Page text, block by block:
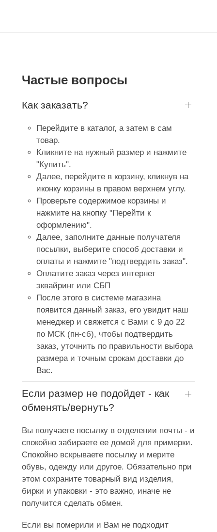
Частые вопросы
Как заказать?
Перейдите в каталог, а затем в сам
товар.
Кликните на нужный размер и нажмите
"Купить".
Далее, перейдите в корзину, кликнув на
иконку корзины в правом верхнем углу.
Проверьте содержимое корзины и
нажмите на кнопку "Перейти к
оформлению".
Далее, заполните данные получателя
посылки, выберите способ доставки и
оплаты и нажмите "подтвердить заказ".
Оплатите заказ через интернет
эквайринг или СБП
После этого в системе магазина
появится данный заказ, его увидит наш
менеджер и свяжется с Вами с 9 до 22
по МСК (пн-сб), чтобы подтвердить
заказ, уточнить по правильности выбора
размера и точным срокам доставки до
Вас.
Если размер не подойдет - как
обменять/вернуть?
Вы получаете посылку в отделении почты - и
спокойно забираете ее домой для примерки.
Спокойно вскрываете посылку и мерите
обувь, одежду или другое. Обязательно при
этом сохраните товарный вид изделия,
бирки и упаковки - это важно, иначе не
получится сделать обмен.
Если вы померили и Вам не подходит